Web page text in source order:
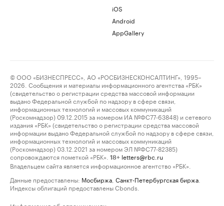
iOS
Android
AppGallery
© ООО «БИЗНЕСПРЕСС», АО «РОСБИЗНЕСКОНСАЛТИНГ», 1995–
2026. Сообщения и материалы информационного агентства «РБК»
(свидетельство о регистрации средства массовой информации
выдано Федеральной службой по надзору в сфере связи,
информационных технологий и массовых коммуникаций
(Роскомнадзор) 09.12.2015 за номером ИА №ФС77-63848) и сетевого
издания «РБК» (свидетельство о регистрации средства массовой
информации выдано Федеральной службой по надзору в сфере связи,
информационных технологий и массовых коммуникаций
(Роскомнадзор) 03.12.2021 за номером ЭЛ №ФС77-82385)
сопровождаются пометкой «РБК».
18+ letters@rbc.ru
Владельцем сайта является информационное агентство «РБК».
Данные предоставлены: Мосбиржа Санкт-Петербургская биржа
Индексы облигаций предоставлены Cbonds.